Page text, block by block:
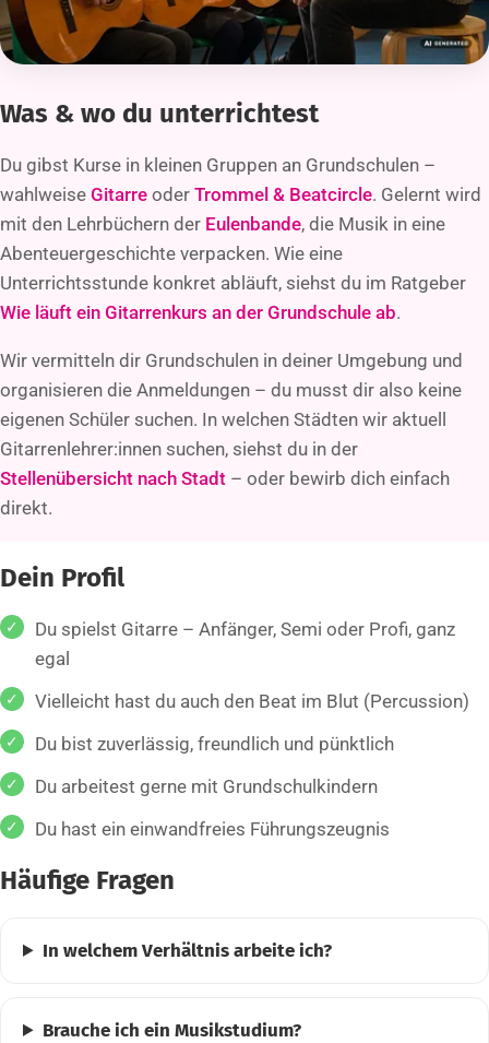
Was & wo du unterrichtest
Du gibst Kurse in kleinen Gruppen an Grundschulen –
wahlweise Gitarre oder Trommel & Beatcircle. Gelernt wird
mit den Lehrbüchern der Eulenbande, die Musik in eine
Abenteuergeschichte verpacken. Wie eine
Unterrichtsstunde konkret abläuft, siehst du im Ratgeber
Wie läuft ein Gitarrenkurs an der Grundschule ab.
Wir vermitteln dir Grundschulen in deiner Umgebung und
organisieren die Anmeldungen – du musst dir also keine
eigenen Schüler suchen. In welchen Städten wir aktuell
Gitarrenlehrer:innen suchen, siehst du in der
Stellenübersicht nach Stadt – oder bewirb dich einfach
direkt.
Dein Profil
Du spielst Gitarre – Anfänger, Semi oder Profi, ganz
egal
Vielleicht hast du auch den Beat im Blut (Percussion)
Du bist zuverlässig, freundlich und pünktlich
Du arbeitest gerne mit Grundschulkindern
Du hast ein einwandfreies Führungszeugnis
Häufige Fragen
In welchem Verhältnis arbeite ich?
Brauche ich ein Musikstudium?